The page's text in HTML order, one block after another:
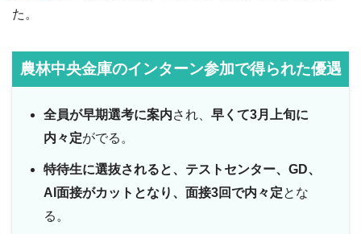
た。
農林中央金庫のインターン参加で得られた優遇
全員が早期選考に案内され、 早くて3月上旬に
内々定がでる。
特待生に選抜されると、テストセンター、GD、
AI面接がカットとなり、面接3回で内々定とな
る。